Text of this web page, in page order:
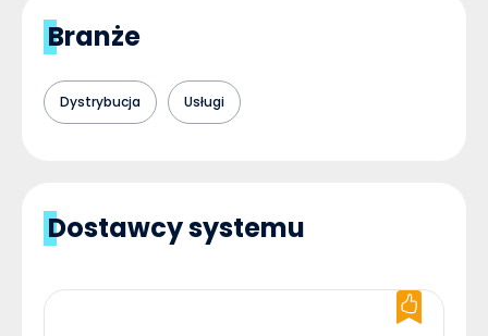
Branże
Dystrybucja Usługi
Dostawcy systemu